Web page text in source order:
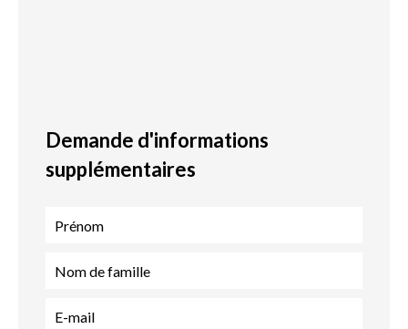
Demande d'informations
supplémentaires